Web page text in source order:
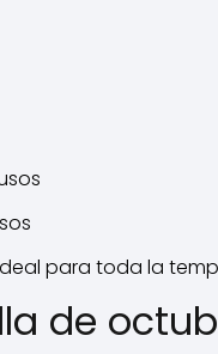
para toda la
de